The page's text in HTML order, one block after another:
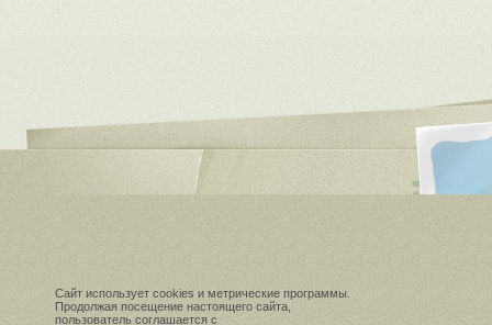
Сайт использует cookies и метрические программы.
Продолжая посещение настоящего сайта,
пользователь соглашается с